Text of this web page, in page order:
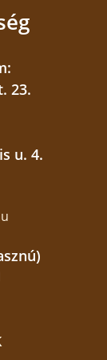
fontos
23.
u. 4.